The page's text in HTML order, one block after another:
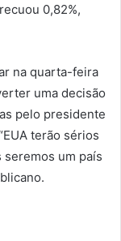
0,82%,
na quarta-feira
uma decisão
pelo presidente
terão sérios
seremos um país